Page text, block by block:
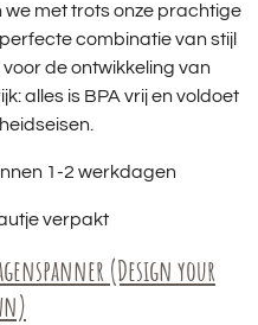
met trots onze prachtige
combinatie van stijl
de ontwikkeling van
alles is BPA vrij en voldoet
1-2 werkdagen
verpakt
(Design your